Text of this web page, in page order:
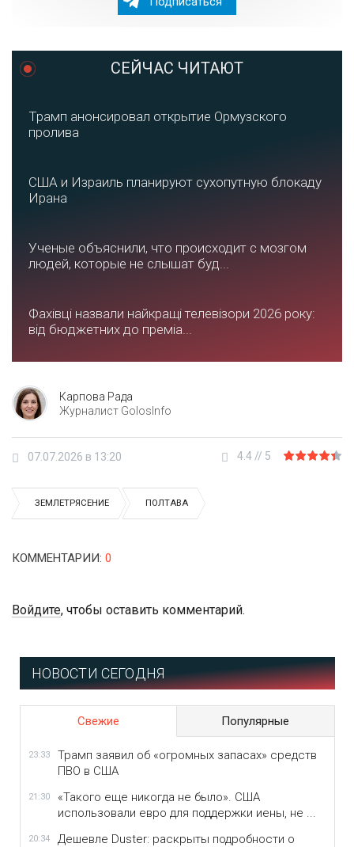
СЕЙЧАС ЧИТАЮТ
Трамп анонсировал открытие Ормузского
пролива
США и Израиль планируют сухопутную блокаду
Ирана
Ученые объяснили, что происходит с мозгом
людей, которые не слышат буд...
Фахівці назвали найкращі телевізори 2026 року:
від бюджетних до преміа...
Карпова Рада
Журналист GolosInfo
07.07.2026 в 13:20 4.4 // 5
ЗЕМЛЕТРЯСЕНИЕ ПОЛТАВА
КОММЕНТАРИИ: 0
Войдите, чтобы оставить комментарий.
НОВОСТИ СЕГОДНЯ
Свежие Популярные
23:33
Трамп заявил об «огромных запасах» средств
ПВО в США
21:30
«Такого еще никогда не было». США
использовали евро для поддержки иены, не ...
20:34
Дешевле Duster: раскрыты подробности о